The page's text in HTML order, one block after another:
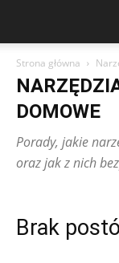
Strona główna
DOMOWE
Porady, jakie
oraz jak z nich
Brak